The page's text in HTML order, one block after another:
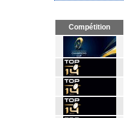
Compétition